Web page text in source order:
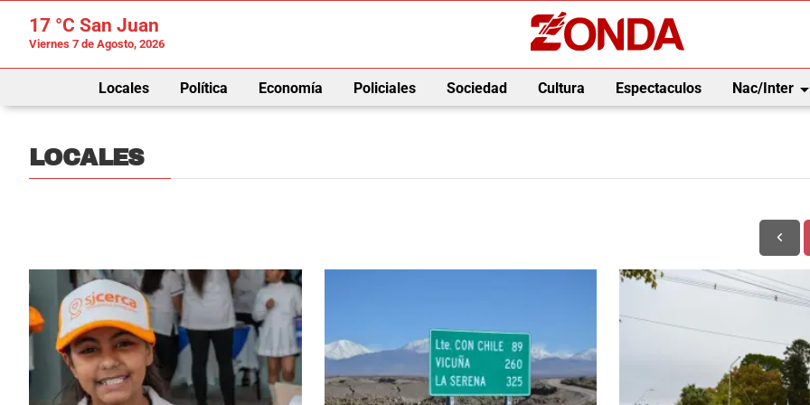
17 °C San Juan
Viernes 7 de Agosto, 2026
Locales Política Economía Policiales Sociedad Cultura Espectaculos Nac/Interarrow_drop_down
LOCALES